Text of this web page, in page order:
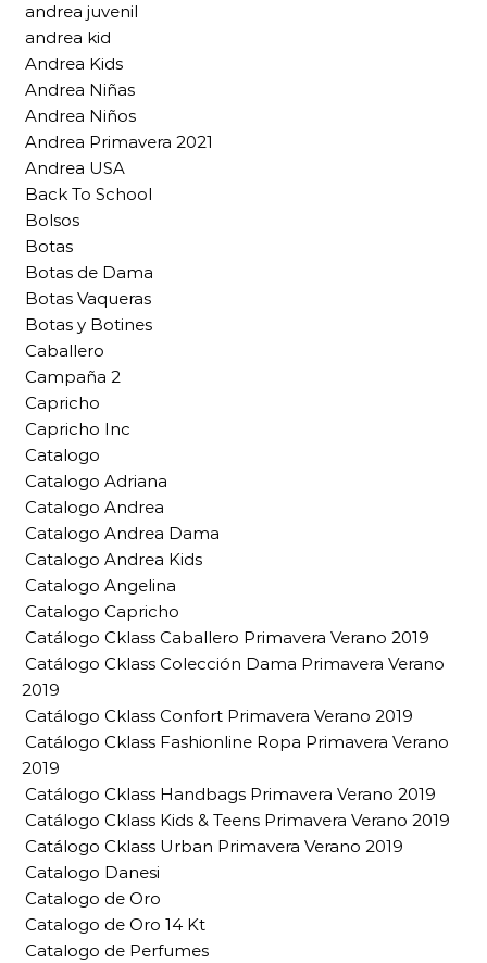
andrea juvenil
andrea kid
Andrea Kids
Andrea Niñas
Andrea Niños
Andrea Primavera 2021
Andrea USA
Back To School
Bolsos
Botas
Botas de Dama
Botas Vaqueras
Botas y Botines
Caballero
Campaña 2
Capricho
Capricho Inc
Catalogo
Catalogo Adriana
Catalogo Andrea
Catalogo Andrea Dama
Catalogo Andrea Kids
Catalogo Angelina
Catalogo Capricho
Catálogo Cklass Caballero Primavera Verano 2019
Catálogo Cklass Colección Dama Primavera Verano
2019
Catálogo Cklass Confort Primavera Verano 2019
Catálogo Cklass Fashionline Ropa Primavera Verano
2019
Catálogo Cklass Handbags Primavera Verano 2019
Catálogo Cklass Kids & Teens Primavera Verano 2019
Catálogo Cklass Urban Primavera Verano 2019
Catalogo Danesi
Catalogo de Oro
Catalogo de Oro 14 Kt
Catalogo de Perfumes